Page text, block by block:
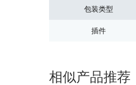
包装类型
插件
相似产品推荐